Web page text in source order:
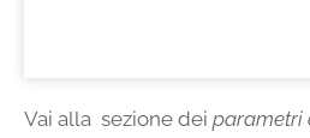
Vai alla sezione dei parametri